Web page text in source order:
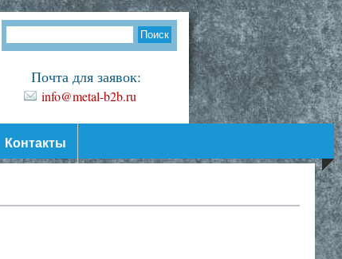
Почта для заявок:
info@metal-b2b.ru
Контакты